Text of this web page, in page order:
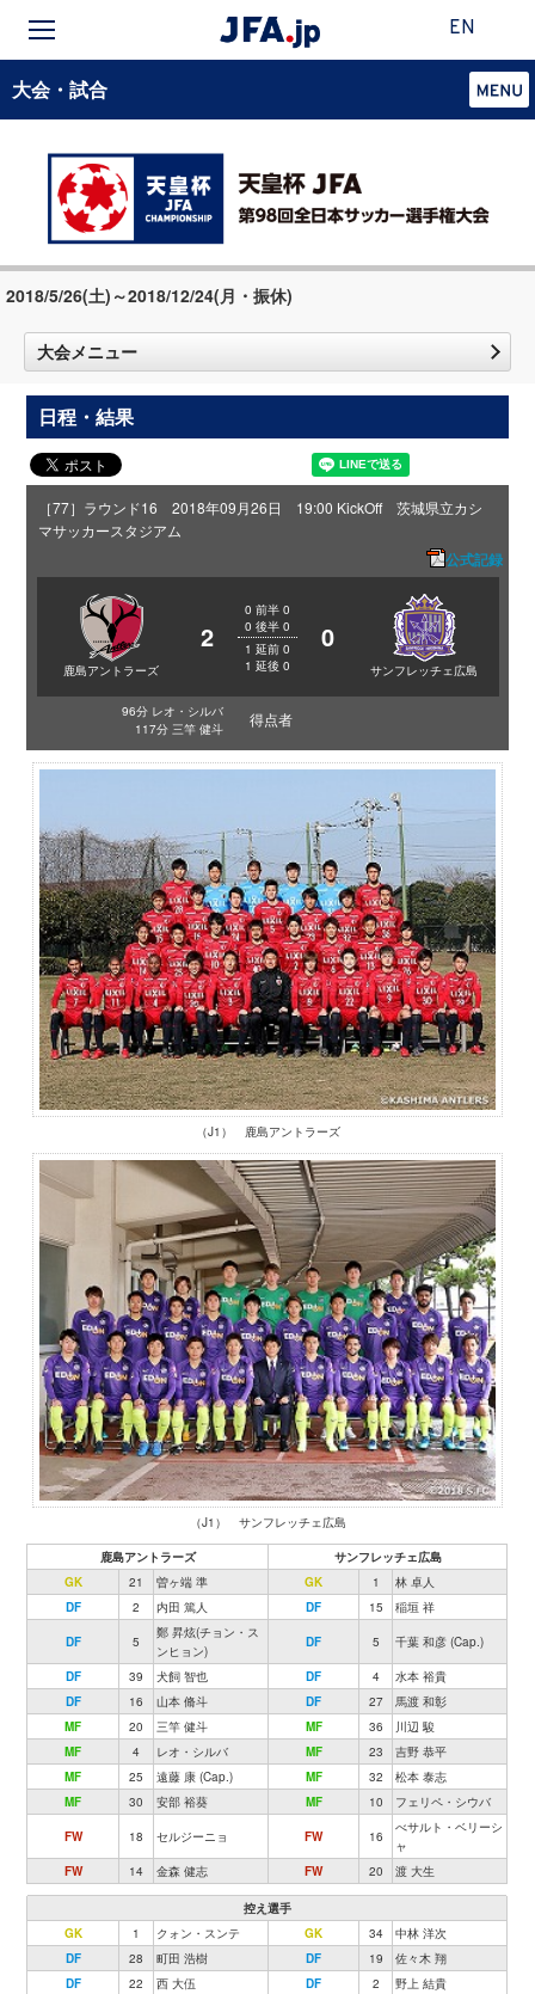
EN
大会・試合
2018/5/26(土)～2018/12/24(月・振休)
大会メニュー
日程・結果
［77］ラウンド16 2018年09月26日 19:00 KickOff 茨城県立カシ
マサッカースタジアム
公式記録
鹿島アントラーズ
2
0 前半 0
0 後半 0
1 延前 0
1 延後 0
0
サンフレッチェ広島
96分 レオ・シルバ
117分 三竿 健斗
得点者
（J1） 鹿島アントラーズ
（J1） サンフレッチェ広島
鹿島アントラーズ
サンフレッチェ広島
GK
21 曽ヶ端 準 GK 1
林 卓人
DF
2 内田 篤人 DF 15 稲垣 祥
DF 5
鄭 昇炫(チョン・ス
ンヒョン)
DF 5 千葉 和彦 (Cap.)
DF 39 犬飼 智也 DF 4
水本 裕貴
DF
16 山本 脩斗 DF 27
馬渡 和彰
MF
20 三竿 健斗 MF 36
川辺 駿
MF
4 レオ・シルバ MF 23
吉野 恭平
MF
25 遠藤 康 (Cap.) MF 32
松本 泰志
MF
30 安部 裕葵 MF 10 フェリペ・シウバ
FW 18 セルジーニョ FW 16
べサルト・ベリーシ
ャ
FW
14 金森 健志 FW 20 渡 大生
控え選手
GK
1 クォン・スンテ GK 34
中林 洋次
DF
28 町田 浩樹 DF 19
佐々木 翔
DF
22 西 大伍 DF 2
野上 結貴